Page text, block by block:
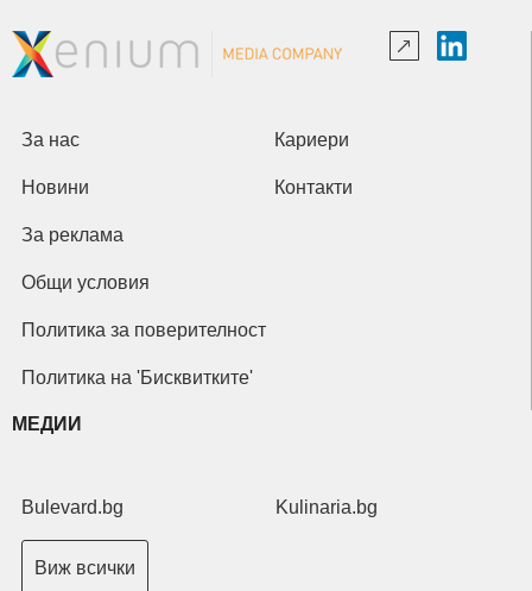
За нас Кариери
Новини Контакти
За реклама
Общи условия
Политика за поверителност
Политика на 'Бисквитките'
МЕДИИ
Bulevard.bg Kulinaria.bg
Виж всички